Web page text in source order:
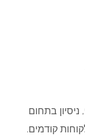
בתחום
קודמים.